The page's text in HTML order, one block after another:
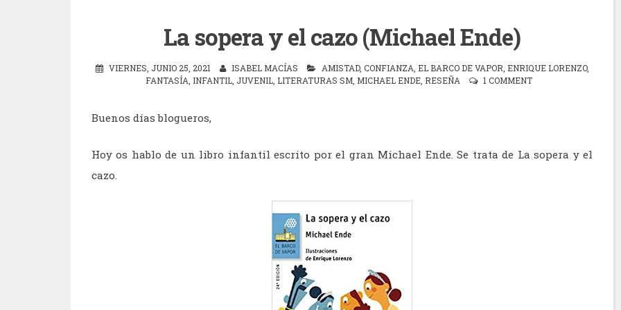
La sopera y el cazo (Michael Ende)
VIERNES, JUNIO 25, 2021 ISABEL MACÍAS AMISTAD, CONFIANZA EL BARCO DE VAPOR ENRIQUE LORENZO,
FANTASÍA INFANTIL, JUVENIL, LITERATURAS SM, MICHAEL ENDE, RESEÑA 1 COMMENT
Buenos días blogueros,
Hoy os hablo de un libro infantil escrito por el gran Michael Ende. Se trata de La sopera y el
cazo.